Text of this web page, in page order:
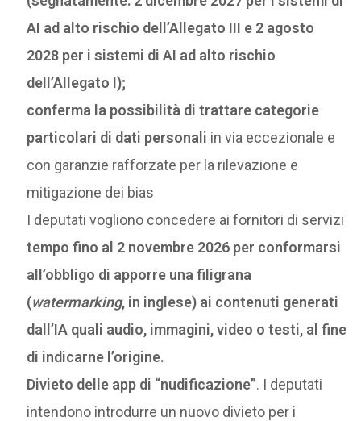
AI ad alto rischio dell’Allegato III e 2 agosto
2028 per i sistemi di AI ad alto rischio
dell’Allegato I);
conferma la possibilità di trattare categorie
particolari di dati personali in via eccezionale e
con garanzie rafforzate per la rilevazione e
mitigazione dei bias
I deputati vogliono concedere ai fornitori di servizi
tempo fino al 2 novembre 2026 per conformarsi
all’obbligo di apporre una filigrana
(watermarking, in inglese) ai contenuti generati
dall’IA quali audio, immagini, video o testi, al fine
di indicarne l’origine.
Divieto delle app di “nudificazione”. I deputati
intendono introdurre un nuovo divieto per i